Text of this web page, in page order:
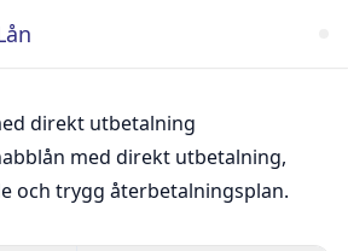
direkt utbetalning
med direkt utbetalning,
och trygg återbetalningsplan.